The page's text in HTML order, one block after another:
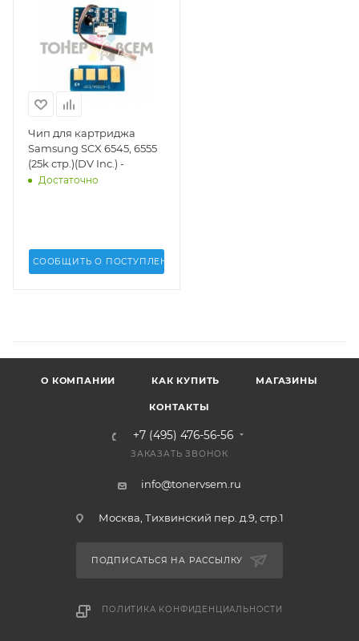
Чип для картриджа
Samsung SCX 6545, 6555
(25k стр.)(DV Inc.) -
Достаточно
СООБЩИТЬ О ПОСТУПЛЕНИИ
О КОМПАНИИ КАК КУПИТЬ МАГАЗИНЫ
КОНТАКТЫ
+7 (495) 476-56-56
ЗАКАЗАТЬ ЗВОНОК
info@tonervsem.ru
Москва, Тихвинский пер. д.9, стр.1
ПОДПИСАТЬСЯ НА РАССЫЛКУ
ПОЛИТИКА КОНФИДЕНЦИАЛЬНОСТИ